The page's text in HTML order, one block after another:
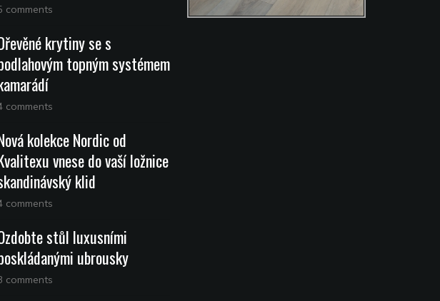
comments
krytiny se s
topným systémem
comments
kolekce Nordic od
vnese do vaší ložnice
klid
comments
stůl luxusními
ubrousky
comments